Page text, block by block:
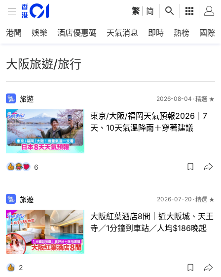
繁 简
港聞 娛樂 酒店優惠碼 天氣消息 即時 熱榜 國際
大阪旅遊/旅行
旅遊 2026-08-04 精選 ★
東京/大阪/福岡天氣預報2026｜7
天、10天氣溫降雨＋穿著建議
6
旅遊 2026-07-20 精選 ★
大阪紅葉酒店8間｜近大阪城、天王
寺／1分鐘到車站／人均$186晚起
2